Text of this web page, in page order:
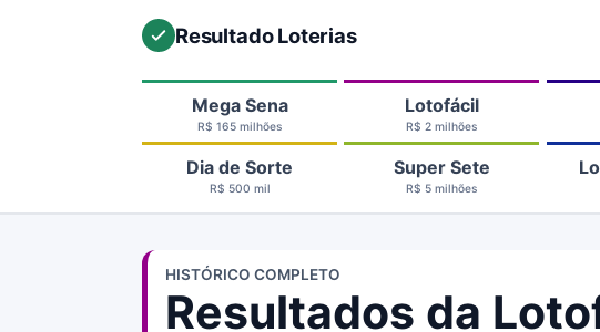
Resultado Loterias
Mega Sena
R$ 165 milhões
Lotofácil
R$ 2 milhões
Dia de Sorte
R$ 500 mil
Super Sete
R$ 5 milhões
HISTÓRICO COMPLETO
Resultados da